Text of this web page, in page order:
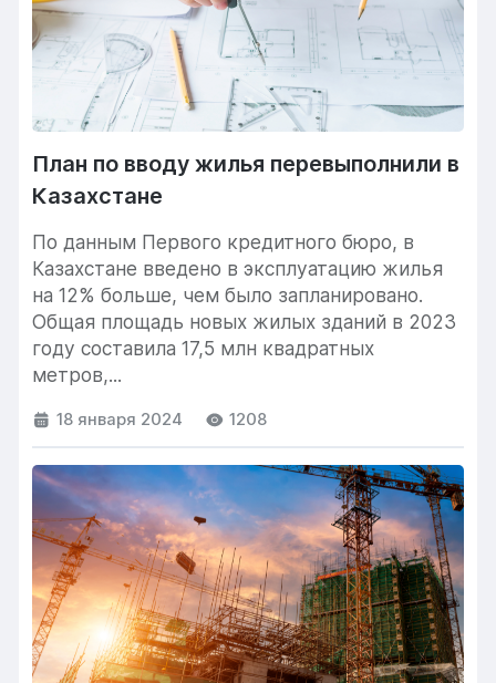
План по вводу жилья перевыполнили в
Казахстане
По данным Первого кредитного бюро, в
Казахстане введено в эксплуатацию жилья
на 12% больше, чем было запланировано.
Общая площадь новых жилых зданий в 2023
году составила 17,5 млн квадратных
метров,...
18 января 2024 1208